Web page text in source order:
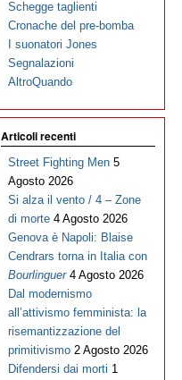
Schegge taglienti
Cronache del pre-bomba
I suonatori Jones
Segnalazioni
AltroQuando
Articoli recenti
Street Fighting Men 5
Agosto 2026
Si alza il vento / 4 – Zone
di morte 4 Agosto 2026
Genova è Napoli: Blaise
Cendrars torna in Italia con
Bourlinguer 4 Agosto 2026
Dal modernismo
all’attivismo femminista: la
risemantizzazione del
primitivismo 2 Agosto 2026
Difendersi dai morti 1